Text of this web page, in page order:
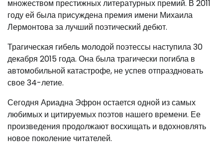
множеством престижных литературных премий. В 2011
году ей была присуждена премия имени Михаила
Лермонтова за лучший поэтический дебют.
Трагическая гибель молодой поэтессы наступила 30
декабря 2015 года. Она была трагически погибла в
автомобильной катастрофе, не успев отпраздновать
свое 34-летие.
Сегодня Ариадна Эфрон остается одной из самых
любимых и цитируемых поэтов нашего времени. Ее
произведения продолжают восхищать и вдохновлять
новое поколение читателей.